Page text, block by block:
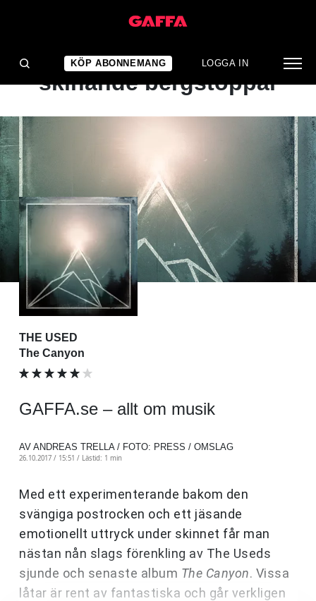
KÖP ABONNEMANG LOGGA IN
ALBUMRECENSION
Oväntat djup under
skinande bergstoppar
THE USED
The Canyon
GAFFA.se – allt om musik
AV ANDREAS TRELLA / FOTO: PRESS / OMSLAG
26.10.2017 / 15:51 / Lästid: 1 min
Med ett experimenterande bakom den
svängiga postrocken och ett jäsande
emotionellt uttryck under skinnet får man
nästan nån slags förenkling av The Useds
sjunde och senaste album The Canyon. Vissa
låtar är rent av fantastiska och går verkligen